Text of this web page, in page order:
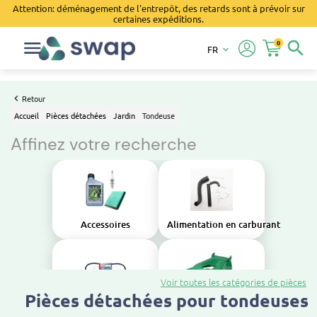
Attention: déménagement de l'entrepôt, des retards sont à prévoir sur
certaines expéditions.
search
0
FR keyboard_arrow_down
Retour
Accueil
Pièces détachées Jardin Tondeuse
Affinez votre recherche
Accessoires Alimentation en carburant
Transmission Carrosserie
Voir toutes les catégories de pièces
Pièces détachées pour tondeuses